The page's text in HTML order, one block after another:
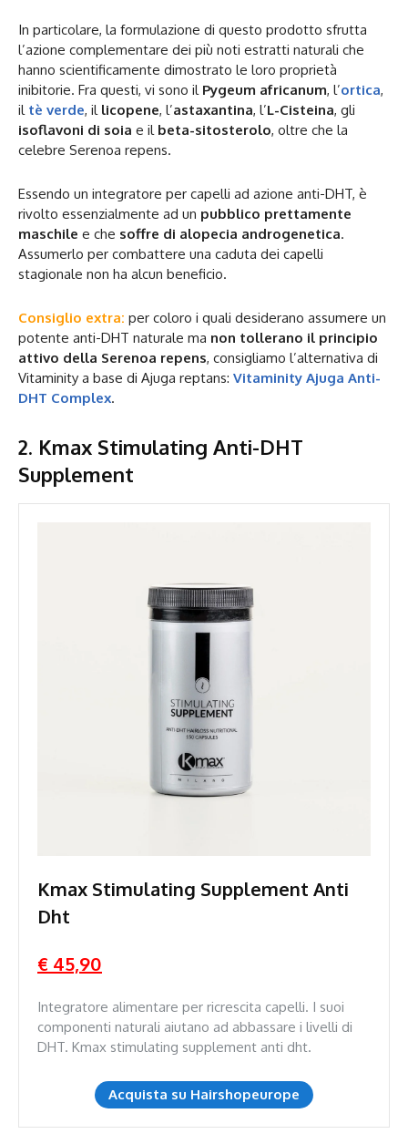
In particolare, la formulazione di questo prodotto sfrutta
l’azione complementare dei più noti estratti naturali che
hanno scientificamente dimostrato le loro proprietà
inibitorie. Fra questi, vi sono il Pygeum africanum, l’ortica,
il tè verde, il licopene, l’astaxantina, l’L-Cisteina, gli
isoflavoni di soia e il beta-sitosterolo, oltre che la
celebre Serenoa repens.
Essendo un integratore per capelli ad azione anti-DHT, è
rivolto essenzialmente ad un pubblico prettamente
maschile e che soffre di alopecia androgenetica.
Assumerlo per combattere una caduta dei capelli
stagionale non ha alcun beneficio.
Consiglio extra: per coloro i quali desiderano assumere un
potente anti-DHT naturale ma non tollerano il principio
attivo della Serenoa repens, consigliamo l’alternativa di
Vitaminity a base di Ajuga reptans: Vitaminity Ajuga Anti-
DHT Complex.
2. Kmax Stimulating Anti-DHT
Supplement
Kmax Stimulating Supplement Anti
Dht
€ 45,90
Integratore alimentare per ricrescita capelli. I suoi
componenti naturali aiutano ad abbassare i livelli di
DHT. Kmax stimulating supplement anti dht.
Acquista su Hairshopeurope